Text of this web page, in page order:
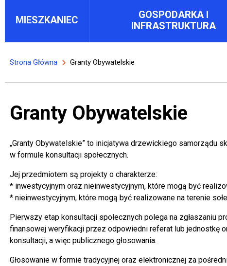
MIESZKANIEC
GOSPODARKA I
INFRASTRUKTURA
Ścieżka nawigacyjna
Strona Główna Granty Obywatelskie
Granty Obywatelskie
„Granty Obywatelskie” to inicjatywa drzewickiego samorządu
w formule konsultacji społecznych.
Jej przedmiotem są projekty o charakterze:
* inwestycyjnym oraz nieinwestycyjnym, które mogą być
* nieinwestycyjnym, które mogą być realizowane na terenie
Pierwszy etap konsultacji społecznych polega na zgłaszaniu
finansowej weryfikacji przez odpowiedni referat lub jednostkę
konsultacji, a więc publicznego głosowania.
Głosowanie w formie tradycyjnej oraz elektronicznej za